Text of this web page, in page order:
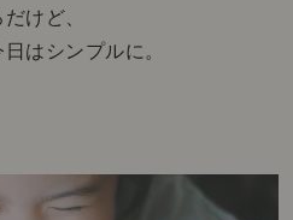
けど、
はシンプルに。